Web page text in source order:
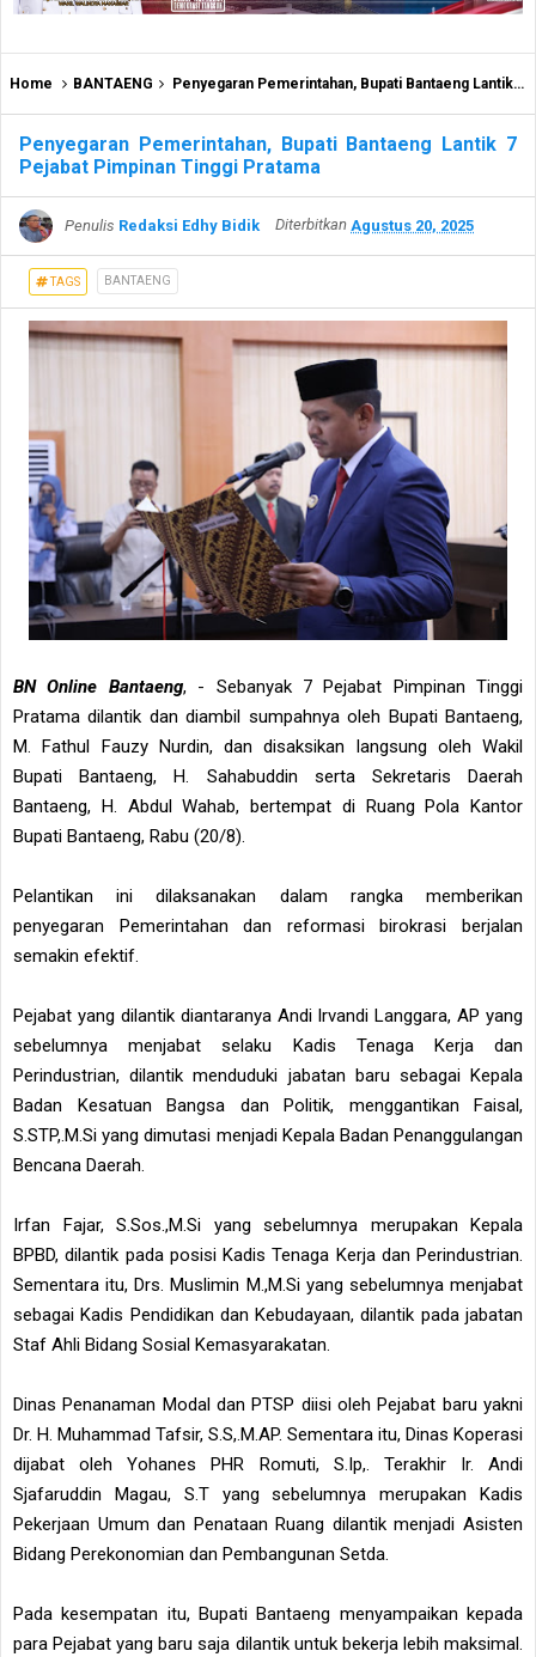
Home BANTAENG Penyegaran Pemerintahan, Bupati Bantaeng Lantik 7 Pejabat Pimpinan Tinggi Pratama
Penyegaran Pemerintahan, Bupati Bantaeng Lantik 7
Pejabat Pimpinan Tinggi Pratama
Penulis Redaksi Edhy Bidik Diterbitkan Agustus 20, 2025
TAGS BANTAENG
BN Online Bantaeng, - Sebanyak 7 Pejabat Pimpinan Tinggi
Pratama dilantik dan diambil sumpahnya oleh Bupati Bantaeng,
M. Fathul Fauzy Nurdin, dan disaksikan langsung oleh Wakil
Bupati Bantaeng, H. Sahabuddin serta Sekretaris Daerah
Bantaeng, H. Abdul Wahab, bertempat di Ruang Pola Kantor
Bupati Bantaeng, Rabu (20/8).
Pelantikan ini dilaksanakan dalam rangka memberikan
penyegaran Pemerintahan dan reformasi birokrasi berjalan
semakin efektif.
Pejabat yang dilantik diantaranya Andi Irvandi Langgara, AP yang
sebelumnya menjabat selaku Kadis Tenaga Kerja dan
Perindustrian, dilantik menduduki jabatan baru sebagai Kepala
Badan Kesatuan Bangsa dan Politik, menggantikan Faisal,
S.STP,.M.Si yang dimutasi menjadi Kepala Badan Penanggulangan
Bencana Daerah.
Irfan Fajar, S.Sos.,M.Si yang sebelumnya merupakan Kepala
BPBD, dilantik pada posisi Kadis Tenaga Kerja dan Perindustrian.
Sementara itu, Drs. Muslimin M.,M.Si yang sebelumnya menjabat
sebagai Kadis Pendidikan dan Kebudayaan, dilantik pada jabatan
Staf Ahli Bidang Sosial Kemasyarakatan.
Dinas Penanaman Modal dan PTSP diisi oleh Pejabat baru yakni
Dr. H. Muhammad Tafsir, S.S,.M.AP. Sementara itu, Dinas Koperasi
dijabat oleh Yohanes PHR Romuti, S.Ip,. Terakhir Ir. Andi
Sjafaruddin Magau, S.T yang sebelumnya merupakan Kadis
Pekerjaan Umum dan Penataan Ruang dilantik menjadi Asisten
Bidang Perekonomian dan Pembangunan Setda.
Pada kesempatan itu, Bupati Bantaeng menyampaikan kepada
para Pejabat yang baru saja dilantik untuk bekerja lebih maksimal.